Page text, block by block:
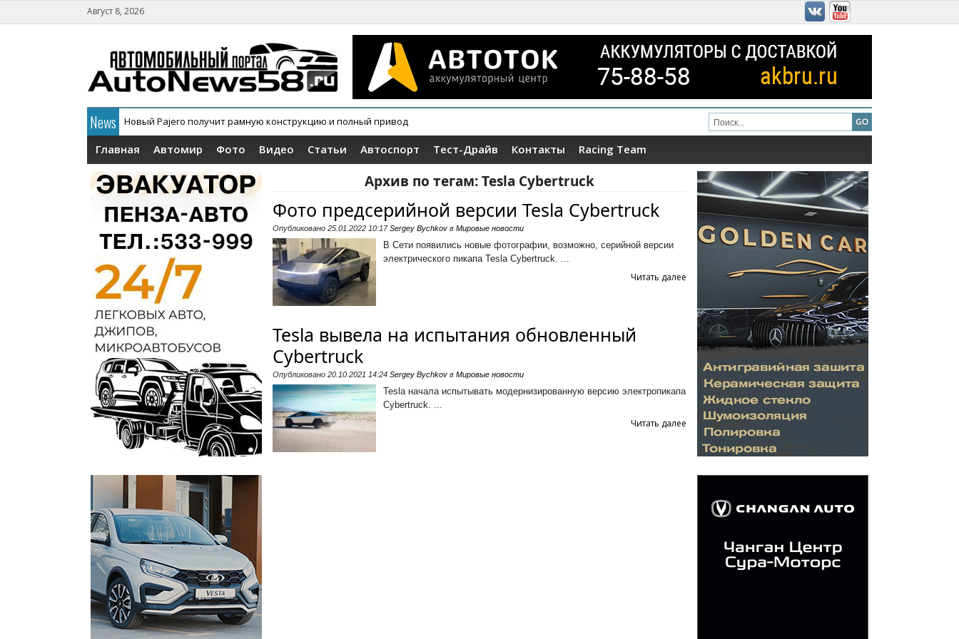
Август 8, 2026
News Новый Pajero получит рамную конструкцию и полный привод
Главная Автомир Фото Видео Статьи Автоспорт Тест-Драйв Контакты Racing Team
Архив по тегам:Tesla Cybertruck
Фото предсерийной версии Tesla Cybertruck
Опубликовано 25.01.2022 10:17 Sergey Bychkov в Мировые новости
В Сети появились новые фотографии, возможно, серийной версии
электрического пикапа Tesla Cybertruck. ...
Читать далее
Tesla вывела на испытания обновленный
Cybertruck
Опубликовано 20.10.2021 14:24 Sergey Bychkov в Мировые новости
Tesla начала испытывать модернизированную версию электропикапа
Cybertruck. ...
Читать далее